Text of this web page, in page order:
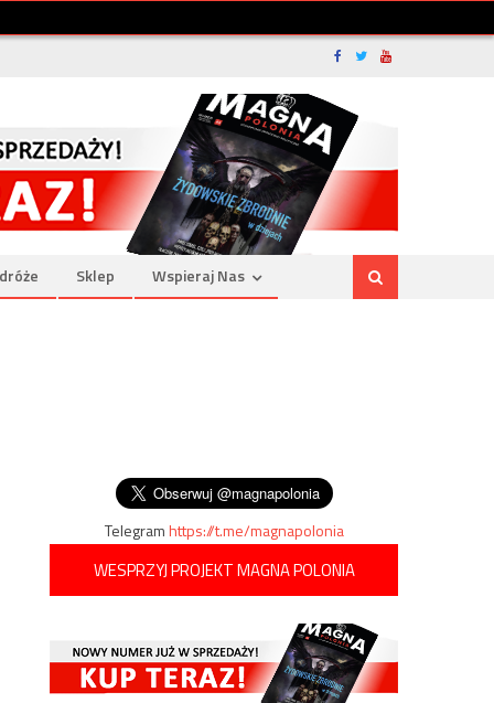
Sklep Wspieraj Nas
Telegramhttps://t.me/magnapolonia
WESPRZYJ PROJEKT MAGNA POLONIA